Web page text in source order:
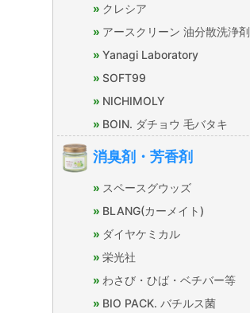
クレシア
アースクリーン 油分散洗浄剤
Yanagi Laboratory
SOFT99
NICHIMOLY
BOIN. ダチョウ 毛バタキ
消臭剤・芳香剤
スペースグウッズ
BLANG(カーメイト)
ダイヤケミカル
栄光社
わさび・ひば・ベチバー等
BIO PACK. バチルス菌